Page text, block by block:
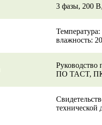
3 фазы, 200
Температура:
влажность:
Руководство
ПО TACT,
технической